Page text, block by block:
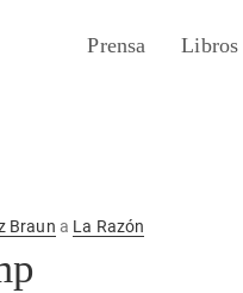
Prensa Libros
Braun a La Razón